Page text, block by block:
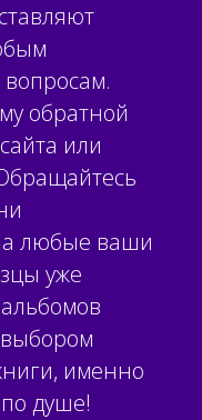
обратной
или
любые ваши
уже
выбором
именно
душе!